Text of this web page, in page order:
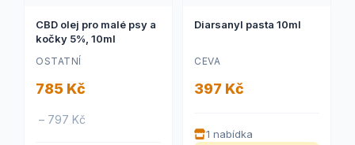
CBD olej pro malé psy a
kočky 5%, 10ml
OSTATNÍ
785 Kč
– 797 Kč
Diarsanyl pasta 10ml
CEVA
397 Kč
1 nabídka